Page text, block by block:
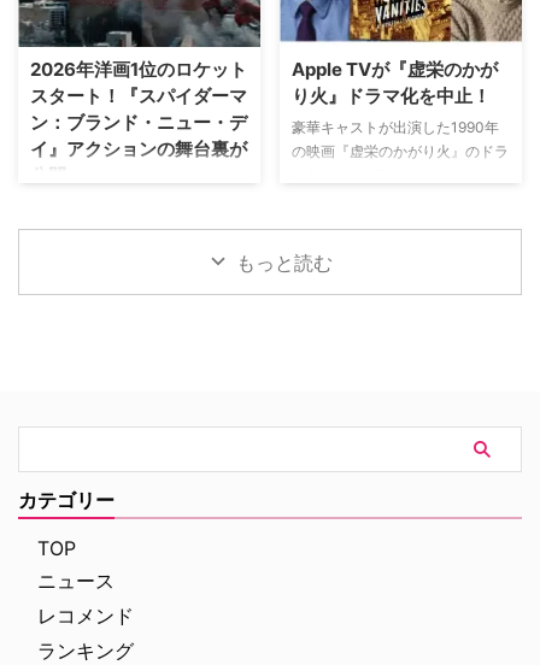
をライヴ配信したのを皮切りに、
7月のホームランダービーもリリ
を深めている。この協力関係は
2028年まで続く予定だ。今月中
旬に行われるフィールド・オブ・
ドリームス（映画『フィールド・
オブ・ドリームス』の舞台となっ
ュラック 1981年から1991年にか
けて英BBCで放送されたジョン・
『Bergerac（原題）』をリブー
トした本作。イギリス海峡に浮か
ぶジャージー島を舞台に、警部の
ジム・ベルジュラックが事件に挑
2026年洋画1位のロケット
スタート！『スパイダーマ
ン：ブランド・ニュー・デ
イ』アクションの舞台裏が
公開
マンの新たな物語を描く映画『ス
パイダーマン：ブランド・ニュ
ー・デイ』が大ヒット上映中だ。
の裏側を明かす特別映像が公開さ
録！ 映画史に残る快挙を達成 ソ
ニー・ピクチャーズ配給、トム・
ホランド演じるピーター・パーカ
ー＝スパイダーマンの新たなる物
ド・ニュー・デイ』が大ヒット …
Apple TVが『虚栄のかが
り火』ドラマ化を中止！
豪華キャストが出演した1990年
の映画『虚栄のかがり火』のドラ
ず 原作は、1987年に出版された
トム・ウルフのベストセラー小説
ンハッタンと周辺の貧困な地区と
な名声を得た …
もっと読む
カテゴリー
TOP
ニュース
レコメンド
ランキング